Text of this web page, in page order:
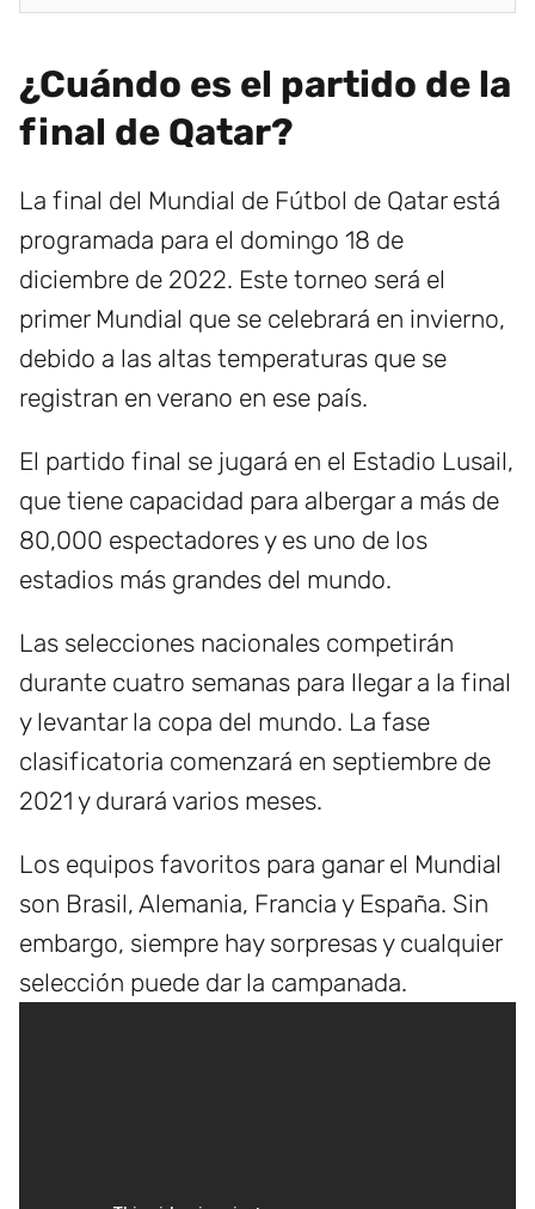
¿Cuándo es el partido de la
final de Qatar?
La final del Mundial de Fútbol de Qatar está
programada para el domingo 18 de
diciembre de 2022. Este torneo será el
primer Mundial que se celebrará en invierno,
debido a las altas temperaturas que se
registran en verano en ese país.
El partido final se jugará en el Estadio Lusail,
que tiene capacidad para albergar a más de
80,000 espectadores y es uno de los
estadios más grandes del mundo.
Las selecciones nacionales competirán
durante cuatro semanas para llegar a la final
y levantar la copa del mundo. La fase
clasificatoria comenzará en septiembre de
2021 y durará varios meses.
Los equipos favoritos para ganar el Mundial
son Brasil, Alemania, Francia y España. Sin
embargo, siempre hay sorpresas y cualquier
selección puede dar la campanada.